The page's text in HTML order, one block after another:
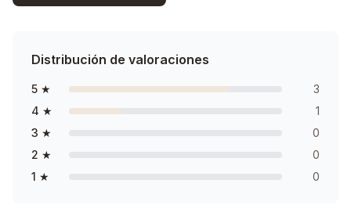
Distribución de valoraciones
5 ★
3
4 ★
1
3 ★
0
2 ★
0
1 ★ 0